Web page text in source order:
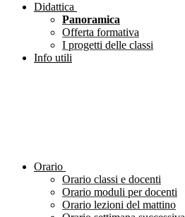
Didattica
Panoramica
Offerta formativa
I progetti delle classi
Info utili
Orario
Orario classi e docenti
Orario moduli per docenti
Orario lezioni del mattino